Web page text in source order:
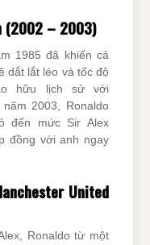
(2002 – 2003)
1985 đã khiến cả
dắt lắt léo và tốc độ
hữu lịch sử với
2003, Ronaldo
đến mức Sir Alex
đồng với anh ngay
United
Ronaldo từ một